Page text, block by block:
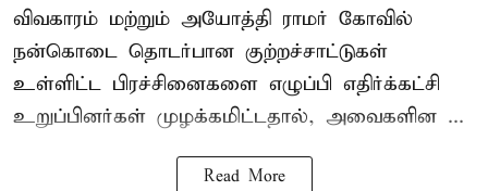
விவகாரம் மற்றும் அயோத்தி ராமர் கோவில்
நன்கொடை தொடர்பான குற்றச்சாட்டுகள்
உள்ளிட்ட பிரச்சினைகளை எழுப்பி எதிர்க்கட்சி
உறுப்பினர்கள் முழக்கமிட்டதால், அவைகளின ...
Read More